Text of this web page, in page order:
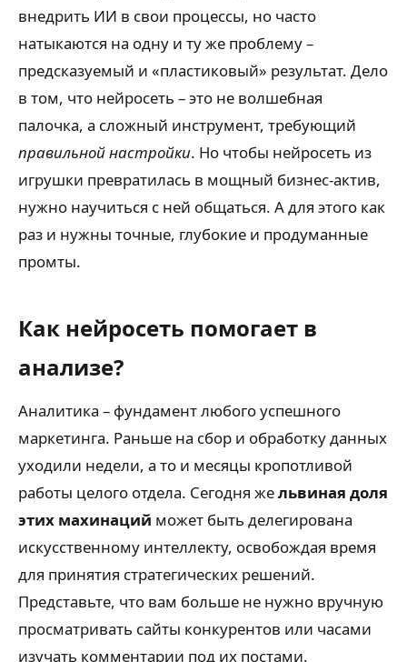
внедрить ИИ в свои процессы, но часто
натыкаются на одну и ту же проблему –
предсказуемый и «пластиковый» результат. Дело
в том, что нейросеть – это не волшебная
палочка, а сложный инструмент, требующий
правильной настройки. Но чтобы нейросеть из
игрушки превратилась в мощный бизнес-актив,
нужно научиться с ней общаться. А для этого как
раз и нужны точные, глубокие и продуманные
промты.
Как нейросеть помогает в
анализе?
Аналитика – фундамент любого успешного
маркетинга. Раньше на сбор и обработку данных
уходили недели, а то и месяцы кропотливой
работы целого отдела. Сегодня жельвиная доля
этих махинаций может быть делегирована
искусственному интеллекту, освобождая время
для принятия стратегических решений.
Представьте, что вам больше не нужно вручную
просматривать сайты конкурентов или часами
изучать комментарии под их постами.